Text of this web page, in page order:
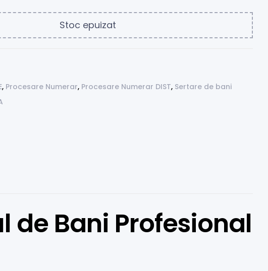
Stoc epuizat
, Procesare Numerar, Procesare Numerar DIST, Sertare de bani
de Bani Profesional